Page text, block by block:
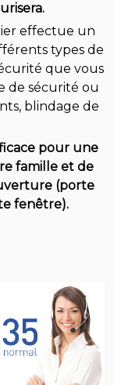
effectue un
types de
que vous
de sécurité ou
blindage de
pour une
famille et de
(porte
fenêtre).